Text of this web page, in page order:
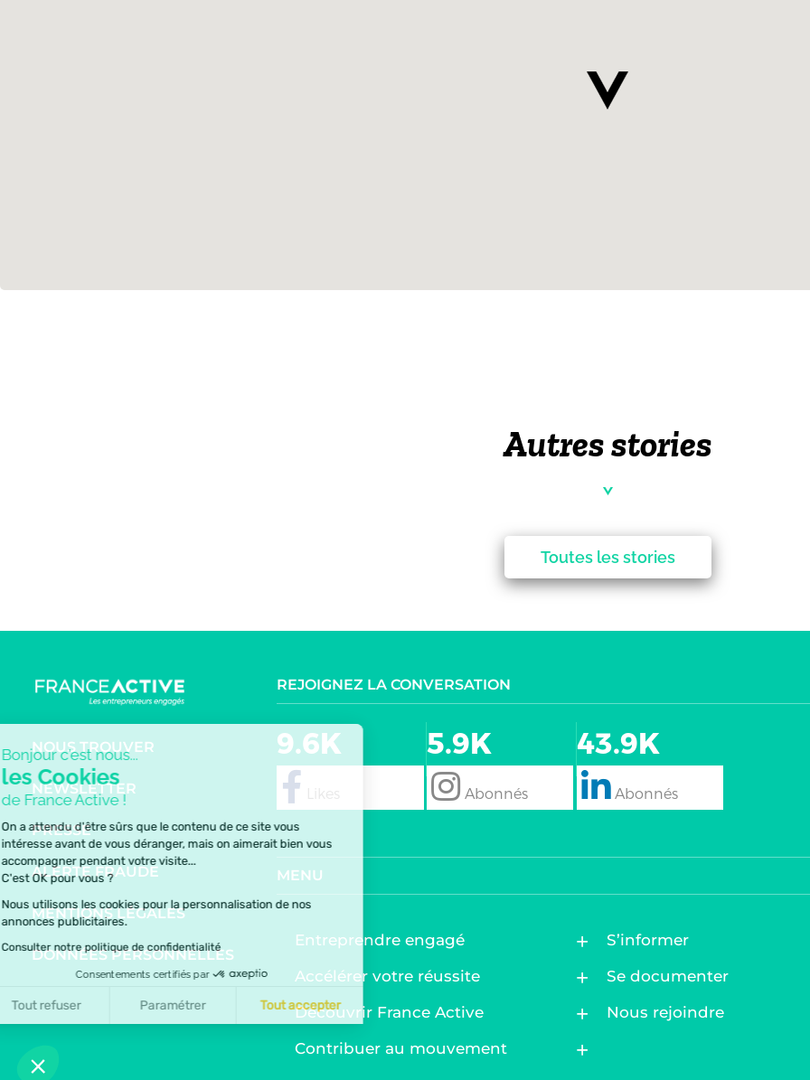
Autres stories
Toutes les stories
NOUS TROUVER
NEWSLETTER
PRESSE
ALERTE FRAUDE
MENTIONS LÉGALES
DONNÉES PERSONNELLES
REJOIGNEZ LA CONVERSATION
9.6K
follow
5.9K
follow
43.9K
Follow
MENU
Entreprendre engagé
Accélérer votre réussite
Découvrir France Active
Contribuer au mouvement
S’informer
Se documenter
Nous rejoindre
Bonjour c'est nous...
les Cookies
de France Active !
On a attendu d'être sûrs que le contenu de ce site vous
intéresse avant de vous déranger, mais on aimerait bien vous
accompagner pendant votre visite...
C'est OK pour vous ?
Nous utilisons les cookies pour la personnalisation de nos
annonces publicitaires.
Consulter notre politique de confidentialité
Consentements certifiés par
Tout refuser Paramétrer Tout accepter
Notre plateforme vous permet d'adapter et de gérer vos paramètres de confidentialité, en garantissant la